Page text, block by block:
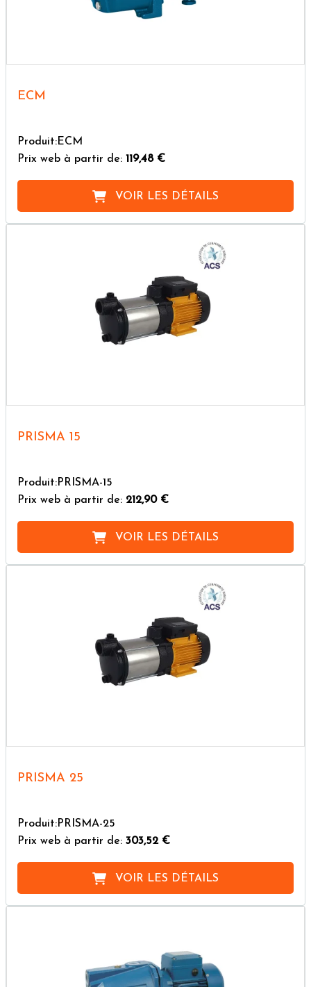
ECM
Produit:ECM
Prix web à partir de: 119,48 €
VOIR LES DÉTAILS
PRISMA 15
Produit:PRISMA-15
Prix web à partir de: 212,90 €
VOIR LES DÉTAILS
PRISMA 25
Produit:PRISMA-25
Prix web à partir de: 303,52 €
VOIR LES DÉTAILS